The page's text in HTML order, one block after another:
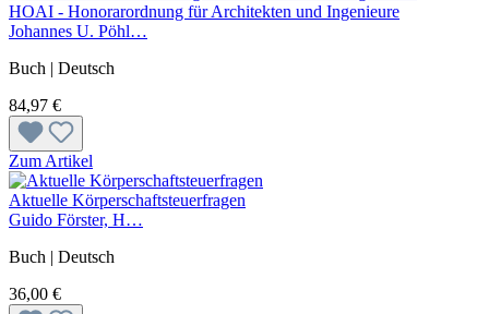
HOAI - Honorarordnung für Architekten und Ingenieure
Johannes U. Pöhl…
Buch | Deutsch
84,97 €
Zum Artikel
Aktuelle Körperschaftsteuerfragen
Guido Förster, H…
Buch | Deutsch
36,00 €